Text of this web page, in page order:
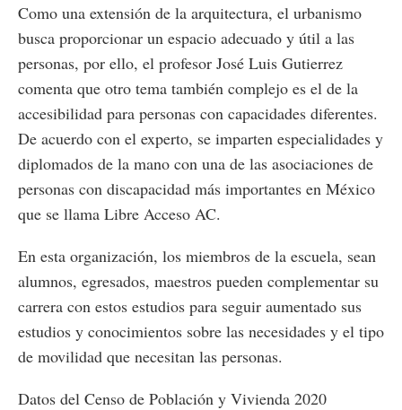
Como una extensión de la arquitectura, el urbanismo
busca proporcionar un espacio adecuado y útil a las
personas, por ello, el profesor José Luis Gutierrez
comenta que otro tema también complejo es el de la
accesibilidad para personas con capacidades diferentes.
De acuerdo con el experto, se imparten especialidades y
diplomados de la mano con una de las asociaciones de
personas con discapacidad más importantes en México
que se llama Libre Acceso AC.
En esta organización, los miembros de la escuela, sean
alumnos, egresados, maestros pueden complementar su
carrera con estos estudios para seguir aumentado sus
estudios y conocimientos sobre las necesidades y el tipo
de movilidad que necesitan las personas.
Datos del Censo de Población y Vivienda 2020